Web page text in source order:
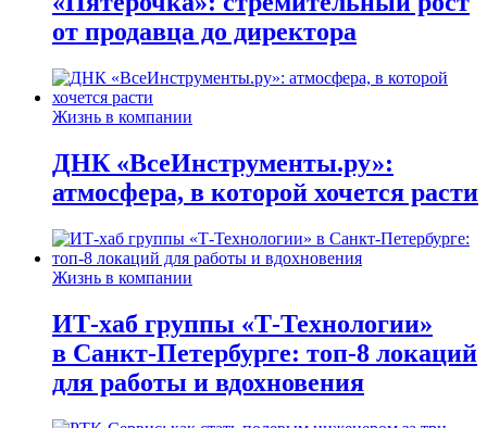
от продавца до директора
Жизнь в компании
ДНК «ВсеИнструменты.ру»:
атмосфера, в которой хочется расти
Жизнь в компании
ИТ-хаб группы «Т-Технологии»
в Санкт-Петербурге: топ-8 локаций
для работы и вдохновения